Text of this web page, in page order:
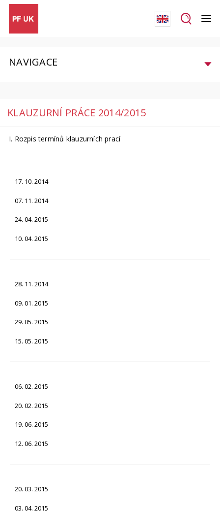
NAVIGACE
KLAUZURNÍ PRÁCE 2014/2015
I. Rozpis termínů klauzurních prací
17. 10. 2014
07. 11. 2014
24. 04. 2015
10. 04. 2015
28. 11. 2014
09. 01. 2015
29. 05. 2015
15. 05. 2015
06. 02. 2015
20. 02. 2015
19. 06. 2015
12. 06. 2015
20. 03. 2015
03. 04. 2015